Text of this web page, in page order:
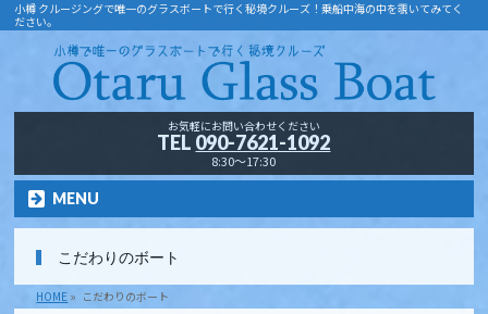
小樽 クルージングで唯一のグラスボートで行く秘境クルーズ！乗船中海の中を覗いてみてく
ださい。
お気軽にお問い合わせください
TEL 090-7621-1092
8:30～17:30
MENU
こだわりのボート
HOME » こだわりのボート